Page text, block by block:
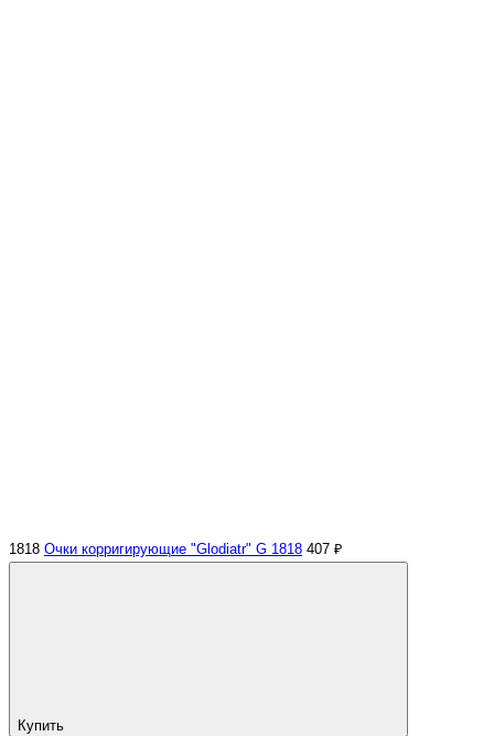
1818 Очки корригирующие "Glodiatr" G 1818 407 ₽
Купить